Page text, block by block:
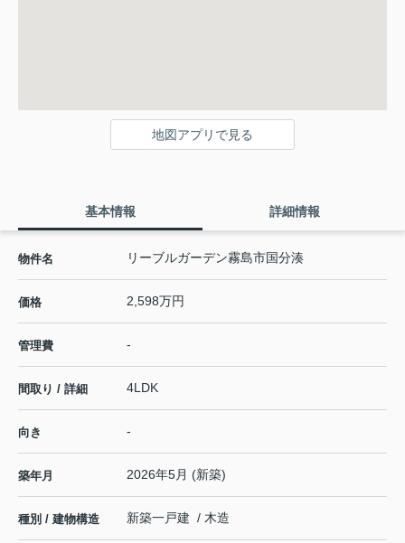
地図アプリで見る
基本情報 詳細情報
物件名 リーブルガーデン霧島市国分湊
価格 2,598万円
管理費 -
間取り / 詳細 4LDK
向き -
築年月 2026年5月 (新築)
種別 / 建物構造 新築一戸建 / 木造